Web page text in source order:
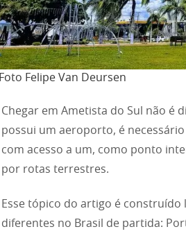
Foto Felipe Van Deursen
Chegar em Ametista do Sul não é
possui um aeroporto, é
com acesso a um, como ponto
por rotas terrestres.
Esse tópico do artigo é
diferentes no Brasil de partida: